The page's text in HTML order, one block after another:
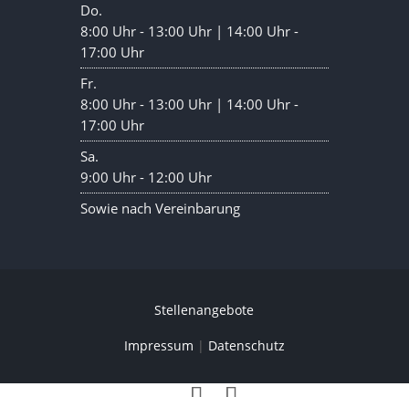
Do.
8:00 Uhr - 13:00 Uhr | 14:00 Uhr -
17:00 Uhr
Fr.
8:00 Uhr - 13:00 Uhr | 14:00 Uhr -
17:00 Uhr
Sa.
9:00 Uhr - 12:00 Uhr
Sowie nach Vereinbarung
Stellenangebote
Impressum | Datenschutz